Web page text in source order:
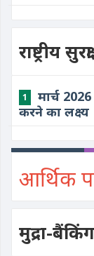
राष्ट्रीय सुरक्षा
1
मार्च
करने का लक्ष्य
आर्थिक
मुद्रा-बैंकिंग-